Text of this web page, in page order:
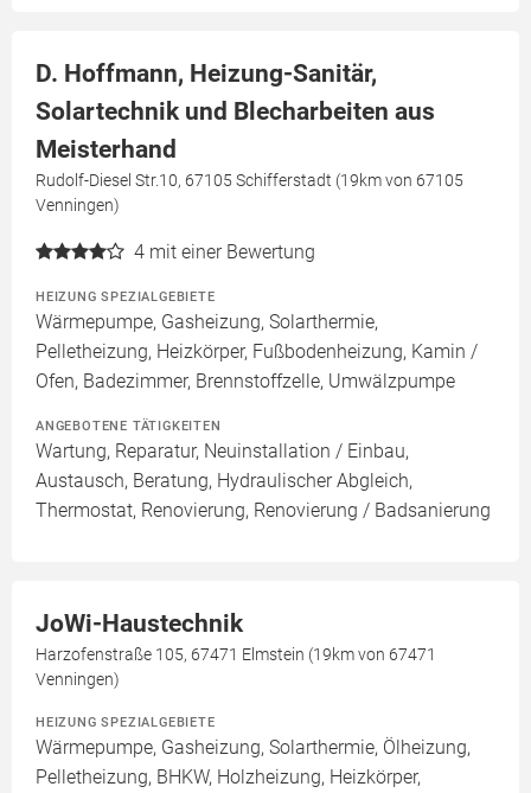
D. Hoffmann, Heizung-Sanitär,
Solartechnik und Blecharbeiten aus
Meisterhand
Rudolf-Diesel Str.10, 67105 Schifferstadt (19km von 67105
Venningen)
4 mit einer Bewertung
HEIZUNG SPEZIALGEBIETE
Wärmepumpe, Gasheizung, Solarthermie,
Pelletheizung, Heizkörper, Fußbodenheizung, Kamin /
Ofen, Badezimmer, Brennstoffzelle, Umwälzpumpe
ANGEBOTENE TÄTIGKEITEN
Wartung, Reparatur, Neuinstallation / Einbau,
Austausch, Beratung, Hydraulischer Abgleich,
Thermostat, Renovierung, Renovierung / Badsanierung
JoWi-Haustechnik
Harzofenstraße 105, 67471 Elmstein (19km von 67471
Venningen)
HEIZUNG SPEZIALGEBIETE
Wärmepumpe, Gasheizung, Solarthermie, Ölheizung,
Pelletheizung, BHKW, Holzheizung, Heizkörper,